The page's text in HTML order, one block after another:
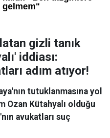
gizli tanık
iddiası:
adım atıyor!
tutuklanmasına yol
Ozan Kütahyalı olduğu
avukatları suç